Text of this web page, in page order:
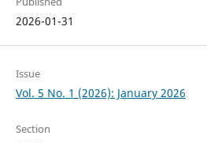
2026-01-31
Issue
Vol. 5 No. 1 (2026): January 2026
Section